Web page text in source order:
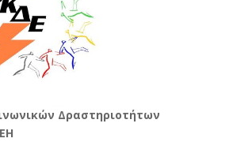
Δραστηριοτήτων